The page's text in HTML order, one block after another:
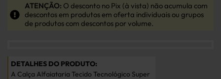
ATENÇÃO: O desconto no Pix (à vista) não acumula com
descontos em produtos em oferta individuais ou grupos
de produtos com descontos por volume.
A Calça Alfaiataria Tecido Tecnológico Super